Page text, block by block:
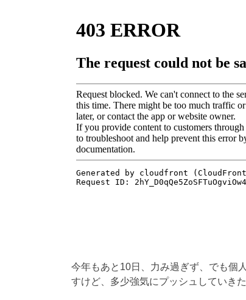
今年もあと10日、力み過ぎず、でも個
すけど、多少強気にプッシュしていき